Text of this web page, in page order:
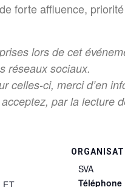
forte affluence,
lors de cet
réseaux sociaux.
celles-ci, merci d’en
par la lecture
SVA
Téléphone